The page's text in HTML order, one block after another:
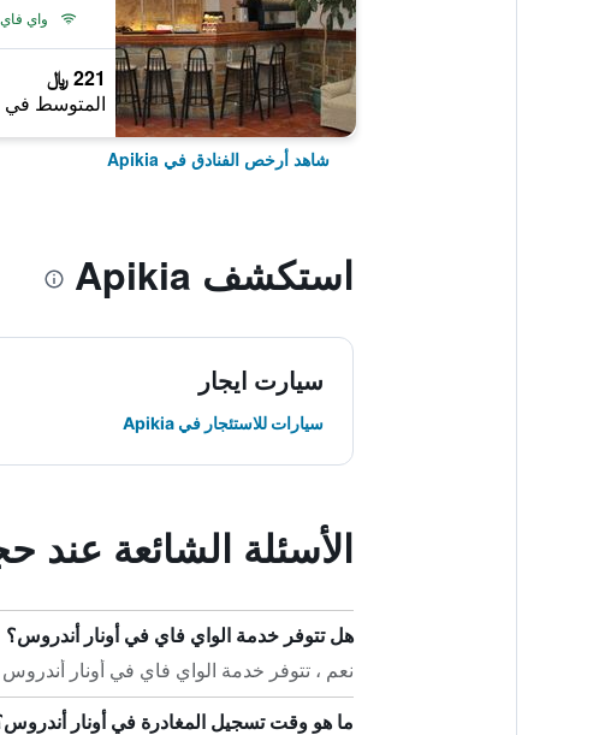
واي
221 ﷼
المتوسط في
شاهد أرخص الفنادق في Apikia
استكشف Apikia
سيارت ايجار
سيارات للاستئجار في Apikia
الأسئلة الشائعة عند
هل تتوفر خدمة الواي فاي في أونار أندروس؟
نعم ، تتوفر خدمة الواي فاي في أونار أندروس
ما هو وقت تسجيل المغادرة في أونار